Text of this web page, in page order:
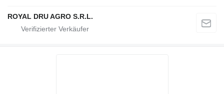
ROYAL DRU AGRO S.R.L.